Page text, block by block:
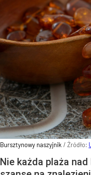
Bursztynowy naszyjnik / Źródło:
Nie każda plaża